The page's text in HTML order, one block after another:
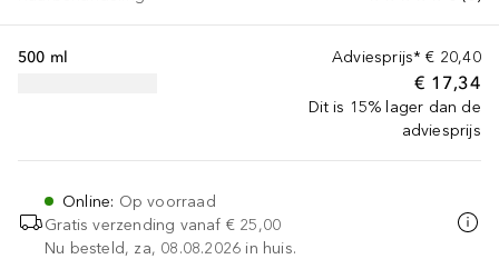
Adviesprijs* € 20,40
€ 17,34
Dit is 15% lager dan de
adviesprijs
500 ml
Online: Op voorraad
Gratis verzending vanaf € 25,00
Nu besteld, za, 08.08.2026 in huis.